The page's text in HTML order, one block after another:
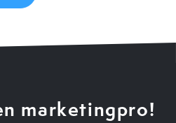
marketingpro!